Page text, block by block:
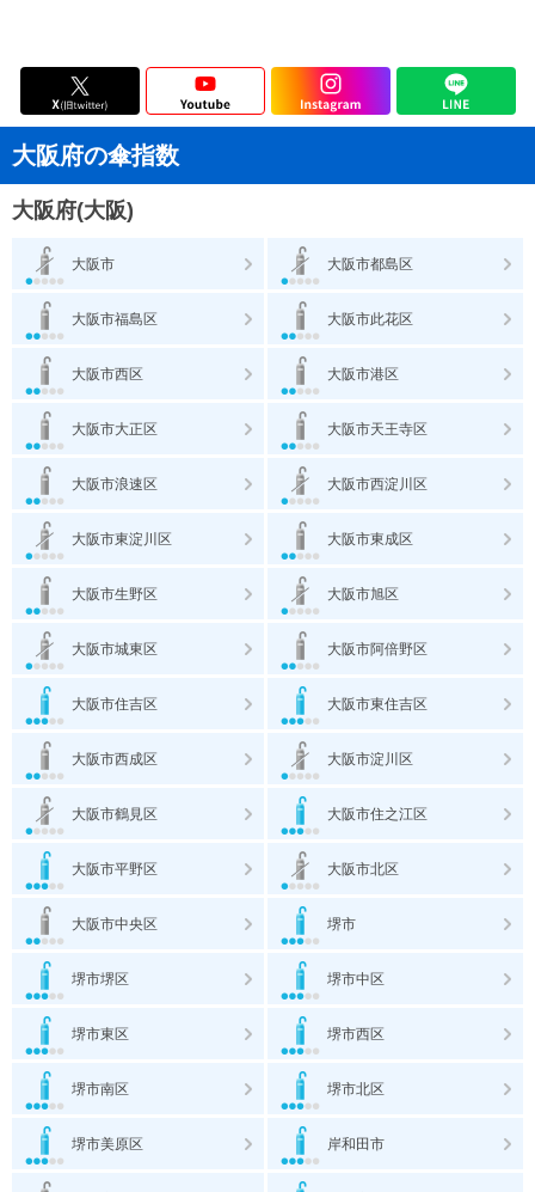
大阪府の傘指数
大阪府(大阪)
大阪市 大阪市都島区
大阪市福島区 大阪市此花区
大阪市西区 大阪市港区
大阪市大正区 大阪市天王寺区
大阪市浪速区 大阪市西淀川区
大阪市東淀川区 大阪市東成区
大阪市生野区 大阪市旭区
大阪市城東区 大阪市阿倍野区
大阪市住吉区 大阪市東住吉区
大阪市西成区 大阪市淀川区
大阪市鶴見区 大阪市住之江区
大阪市平野区 大阪市北区
大阪市中央区 堺市
堺市堺区 堺市中区
堺市東区 堺市西区
堺市南区 堺市北区
堺市美原区 岸和田市